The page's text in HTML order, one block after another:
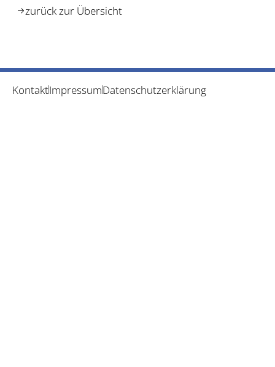
zurück zur Übersicht
KontaktImpressumDatenschutzerklärung